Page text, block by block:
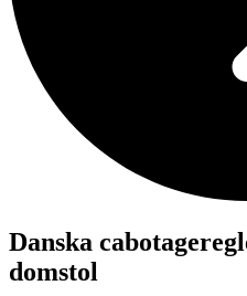
Danska
domstol